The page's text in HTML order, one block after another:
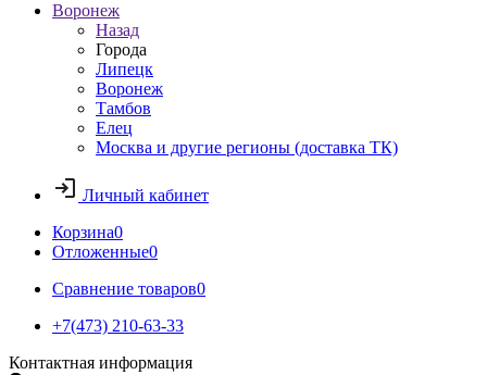
Воронеж
Назад
Города
Липецк
Воронеж
Тамбов
Елец
Москва и другие регионы (доставка ТК)
Личный кабинет
Корзина0
Отложенные0
Сравнение товаров0
+7(473) 210-63-33
Контактная информация